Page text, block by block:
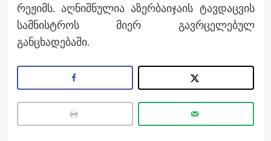
რეჟიმს. აღნიშნულია აზერბაიჯაის ტავდაცვის
სამნისტროს მიერ გავრცელებულ
განცხადებაში.